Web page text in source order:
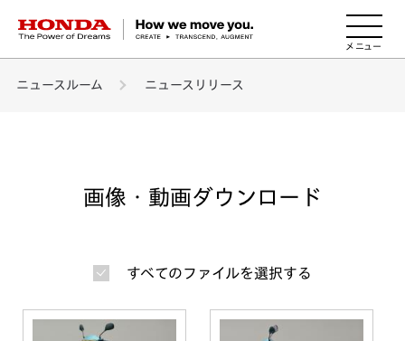
HONDA The Power of Dreams
ニュースルーム ニュースリリース
画像・動画ダウンロード
すべてのファイルを選択する